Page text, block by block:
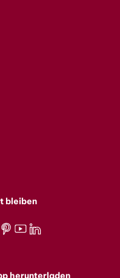
bleiben
herunterladen